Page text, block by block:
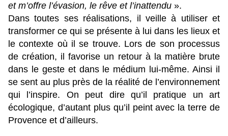
et m’offre l’évasion, le rêve et l’inattendu ».
Dans toutes ses réalisations, il veille à utiliser et
transformer ce qui se présente à lui dans les lieux et
le contexte où il se trouve. Lors de son processus
de création, il favorise un retour à la matière brute
dans le geste et dans le médium lui-même. Ainsi il
se sent au plus près de la réalité de l’environnement
qui l’inspire. On peut dire qu’il pratique un art
écologique, d’autant plus qu’il peint avec la terre de
Provence et d’ailleurs.